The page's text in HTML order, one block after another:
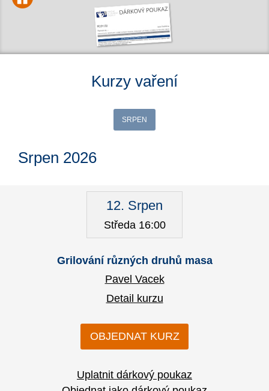
Kurzy vaření
SRPEN
Srpen 2026
12. Srpen
Středa 16:00
Grilování různých druhů masa
Pavel Vacek
Detail kurzu
OBJEDNAT KURZ
Uplatnit dárkový poukaz